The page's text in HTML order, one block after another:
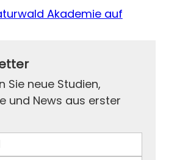
Akademie auf
Sie neue Studien,
und News aus erster